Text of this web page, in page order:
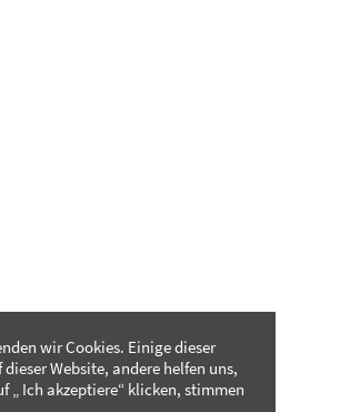
wir Cookies. Einige dieser
Website, andere helfen uns,
„ Ich akzeptiere“ klicken, stimmen